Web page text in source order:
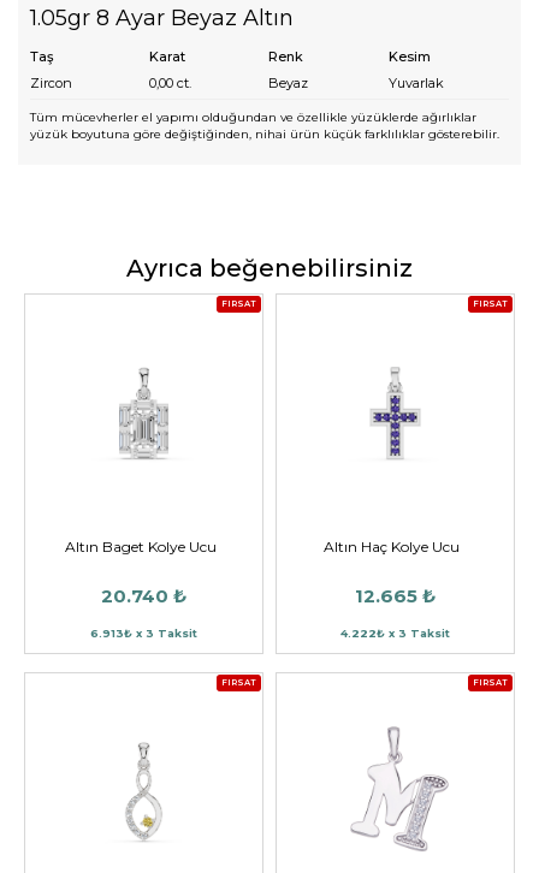
1.05gr 8 Ayar Beyaz Altın
Taş Karat Renk
Kesim
Zircon
0,00 ct. Beyaz Yuvarlak
Tüm mücevherler el yapımı olduğundan ve özellikle yüzüklerde ağırlıklar
yüzük boyutuna göre değiştiğinden, nihai ürün küçük farklılıklar gösterebilir.
Ayrıca beğenebilirsiniz
FIRSAT
Altın Baget Kolye Ucu
20.740 ₺
6.913₺ x 3 Taksit
FIRSAT
Altın Haç Kolye Ucu
12.665 ₺
4.222₺ x 3 Taksit
FIRSAT FIRSAT